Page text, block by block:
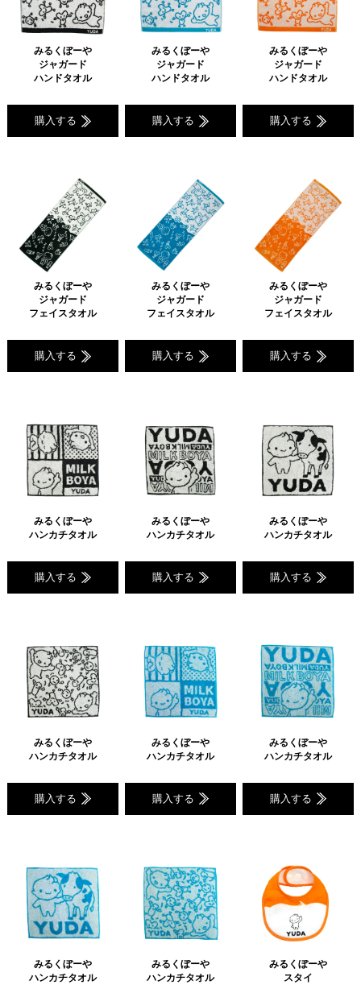
みるくぼーや
ジャガード
ハンドタオル
購入する
みるくぼーや
ジャガード
ハンドタオル
購入する
みるくぼーや
ジャガード
ハンドタオル
購入する
みるくぼーや
ジャガード
フェイスタオル
購入する
みるくぼーや
ジャガード
フェイスタオル
購入する
みるくぼーや
ジャガード
フェイスタオル
購入する
みるくぼーや
ハンカチタオル
購入する
みるくぼーや
ハンカチタオル
購入する
みるくぼーや
ハンカチタオル
購入する
みるくぼーや
ハンカチタオル
購入する
みるくぼーや
ハンカチタオル
購入する
みるくぼーや
ハンカチタオル
購入する
みるくぼーや
ハンカチタオル
みるくぼーや
ハンカチタオル
みるくぼーや
スタイ